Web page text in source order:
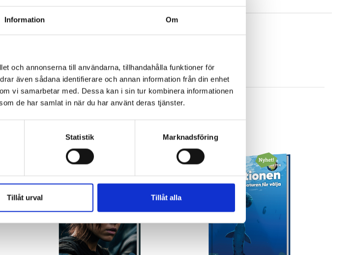
Information Om
och annonserna till användarna, tillhandahålla funktioner för
även sådana identifierare och annan information från din enhet
vi samarbetar med. Dessa kan i sin tur kombinera informationen
de har samlat in när du har använt deras tjänster.
Statistik Marknadsföring
Tillåt urval Tillåt alla